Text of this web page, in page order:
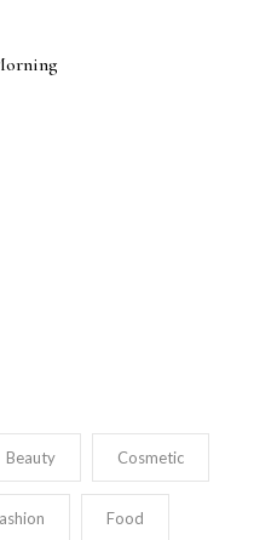
Beauty Cosmetic
Food